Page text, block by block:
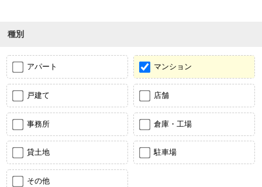
種別
アパート マンション
戸建て 店舗
事務所 倉庫・工場
貸土地 駐車場
その他